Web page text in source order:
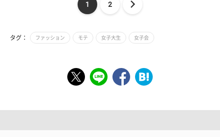
1 2
タグ： ファッション モテ 女子大生 女子会